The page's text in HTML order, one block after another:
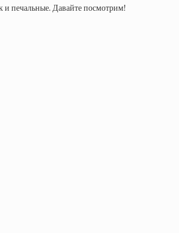
печальные. Давайте посмотрим!